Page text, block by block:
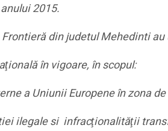
2015.
din judetul Mehedinti
în vigoare, în scopul:
a Uniunii Europene în zona
ilegale si infracţionalităţii